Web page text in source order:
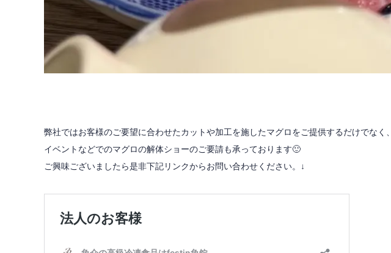
弊社ではお客様のご要望に合わせたカットや加工を施したマグロをご提供するだけでなく、
イベントなどでのマグロの解体ショーのご要請も承っております🙂
ご興味ございましたら是非下記リンクからお問い合わせください。↓